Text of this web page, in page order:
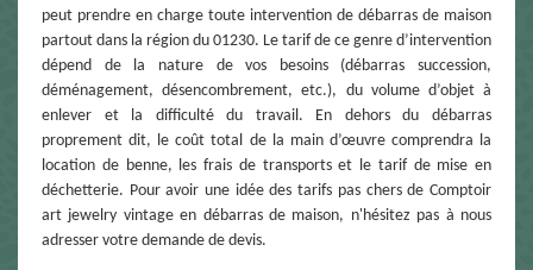
peut prendre en charge toute intervention de débarras de maison
partout dans la région du 01230. Le tarif de ce genre d’intervention
dépend de la nature de vos besoins (débarras succession,
déménagement, désencombrement, etc.), du volume d’objet à
enlever et la difficulté du travail. En dehors du débarras
proprement dit, le coût total de la main d’œuvre comprendra la
location de benne, les frais de transports et le tarif de mise en
déchetterie. Pour avoir une idée des tarifs pas chers de Comptoir
art jewelry vintage en débarras de maison, n'hésitez pas à nous
adresser votre demande de devis.